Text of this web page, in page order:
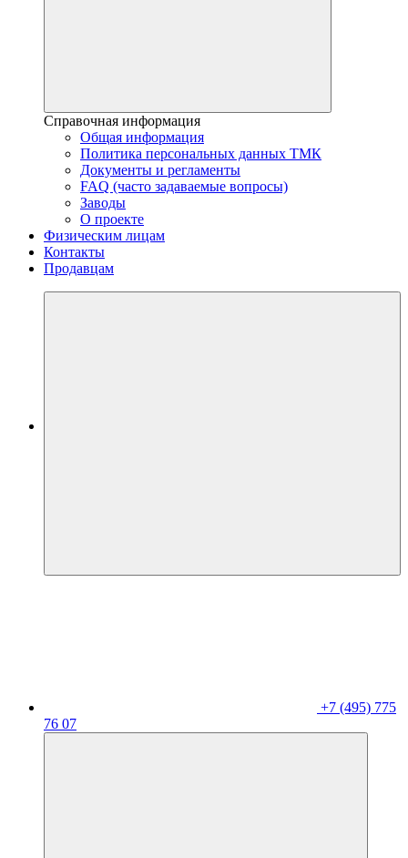
Справочная информация
Общая информация
Политика персональных данных ТМК
Документы и регламенты
FAQ (часто задаваемые вопросы)
Заводы
О проекте
Физическим лицам
Контакты
Продавцам
+7 (495) 775
76 07